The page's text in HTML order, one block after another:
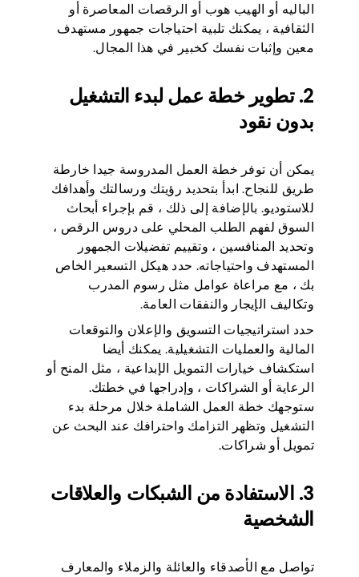
الباليه أو الهيب هوب أو الرقصات المعاصرة أو
الثقافية ، يمكنك تلبية احتياجات جمهور مستهدف
معين وإثبات نفسك كخبير في هذا المجال.
2. تطوير خطة عمل لبدء التشغيل
بدون نقود
يمكن أن توفر خطة العمل المدروسة جيدا خارطة
طريق للنجاح. ابدأ بتحديد رؤيتك ورسالتك وأهدافك
للاستوديو. بالإضافة إلى ذلك ، قم بإجراء أبحاث
السوق لفهم الطلب المحلي على دروس الرقص ،
وتحديد المنافسين ، وتقييم تفضيلات الجمهور
المستهدف واحتياجاته. حدد هيكل التسعير الخاص
بك ، مع مراعاة عوامل مثل رسوم المدرب
وتكاليف الإيجار والنفقات العامة.
حدد استراتيجيات التسويق والإعلان والتوقعات
المالية والعمليات التشغيلية. يمكنك أيضا
استكشاف خيارات التمويل الإبداعية ، مثل المنح أو
الرعاية أو الشراكات ، وإدراجها في خطتك.
ستوجهك خطة العمل الشاملة خلال مرحلة بدء
التشغيل وتظهر التزامك واحترافك عند البحث عن
تمويل أو شراكات.
3. الاستفادة من الشبكات والعلاقات
الشخصية
تواصل مع الأصدقاء والعائلة والزملاء والمعارف